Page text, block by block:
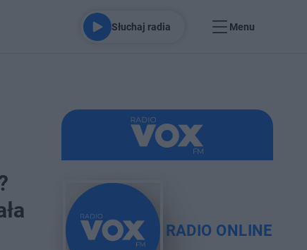
Słuchaj radia Menu
RADIO ONLINE